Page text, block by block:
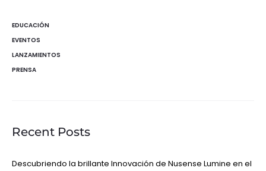
EDUCACIÓN
EVENTOS
LANZAMIENTOS
PRENSA
Recent Posts
Descubriendo la brillante Innovación de Nusense Lumine en el